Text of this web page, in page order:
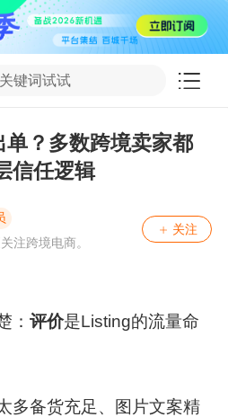
键词试试
？多数跨境卖家都
信任逻辑
注跨境电商。
关注
： 评价是Listing的流量命
多备货充足、图片文案精